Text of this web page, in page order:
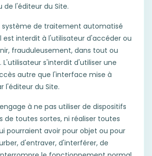
de l'éditeur du Site.
système de traitement automatisé
est interdit à l'utilisateur d'accéder ou
frauduleusement, dans tout ou
L'utilisateur s'interdit d'utiliser une
autre que l'interface mise à
l'éditeur du Site.
à ne pas utiliser de dispositifs
de toutes sortes, ni réaliser toutes
pourraient avoir pour objet ou pour
d'entraver, d'interférer, de